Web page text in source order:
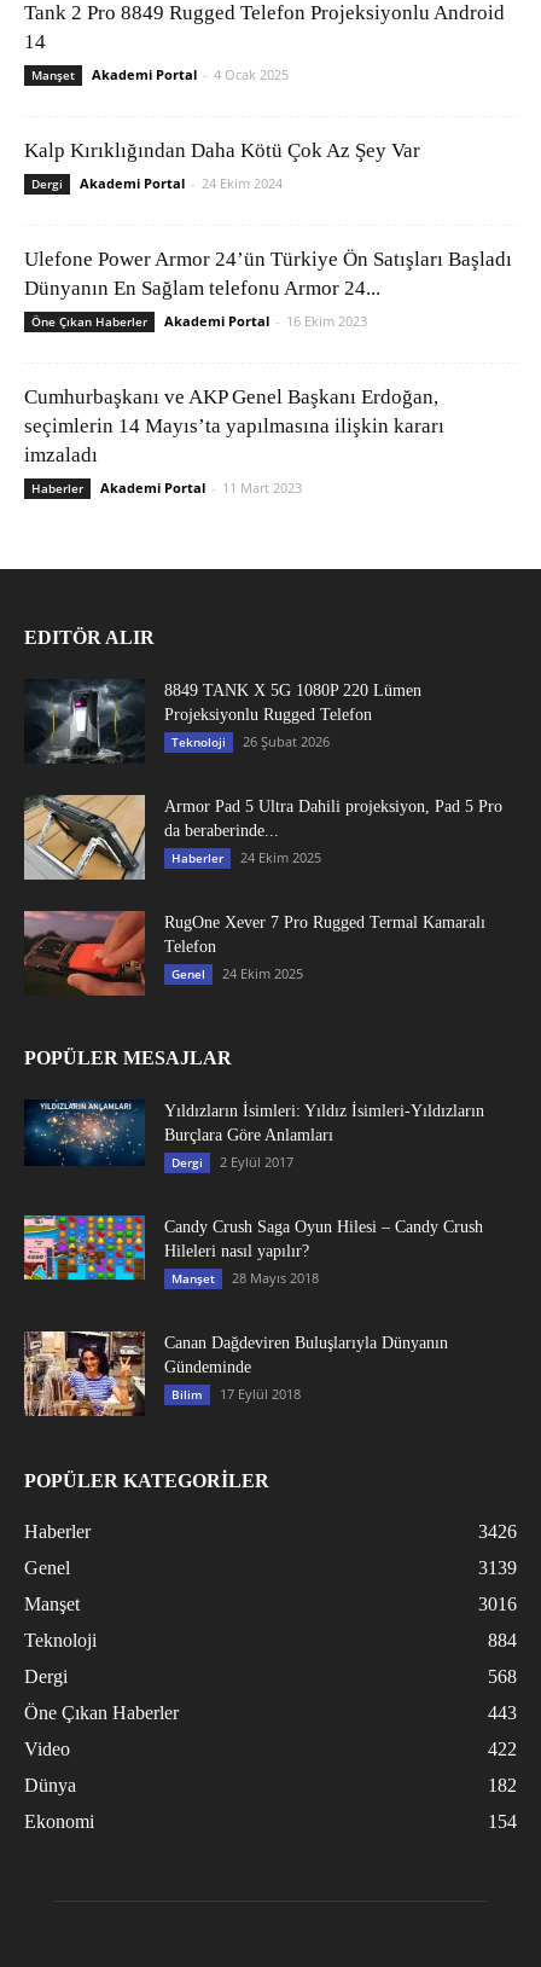
Tank 2 Pro 8849 Rugged Telefon Projeksiyonlu Android
14
Manşet Akademi Portal - 4 Ocak 2025
Kalp Kırıklığından Daha Kötü Çok Az Şey Var
Dergi Akademi Portal - 24 Ekim 2024
Ulefone Power Armor 24’ün Türkiye Ön Satışları Başladı
Dünyanın En Sağlam telefonu Armor 24...
Öne Çıkan Haberler Akademi Portal - 16 Ekim 2023
Cumhurbaşkanı ve AKP Genel Başkanı Erdoğan,
seçimlerin 14 Mayıs’ta yapılmasına ilişkin kararı
imzaladı
Haberler Akademi Portal - 11 Mart 2023
EDITÖR ALIR
8849 TANK X 5G 1080P 220 Lümen
Projeksiyonlu Rugged Telefon
Teknoloji 26 Şubat 2026
Armor Pad 5 Ultra Dahili projeksiyon, Pad 5 Pro
da beraberinde...
Haberler 24 Ekim 2025
RugOne Xever 7 Pro Rugged Termal Kamaralı
Telefon
Genel 24 Ekim 2025
POPÜLER MESAJLAR
Yıldızların İsimleri: Yıldız İsimleri-Yıldızların
Burçlara Göre Anlamları
Dergi 2 Eylül 2017
Candy Crush Saga Oyun Hilesi – Candy Crush
Hileleri nasıl yapılır?
Manşet 28 Mayıs 2018
Canan Dağdeviren Buluşlarıyla Dünyanın
Gündeminde
Bilim 17 Eylül 2018
POPÜLER KATEGORİLER
Haberler
3426
Genel
3139
Manşet
3016
Teknoloji
884
Dergi
568
Öne Çıkan Haberler
443
Video
422
Dünya
182
Ekonomi
154